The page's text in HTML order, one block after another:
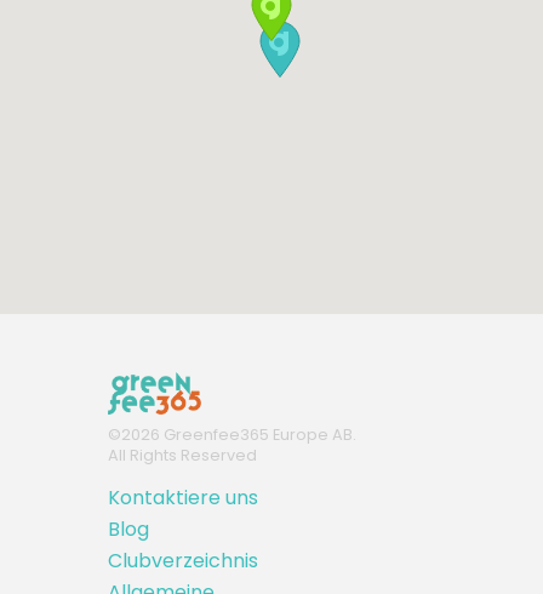
©2026 Greenfee365 Europe AB.
All Rights Reserved
Kontaktiere uns
Blog
Clubverzeichnis